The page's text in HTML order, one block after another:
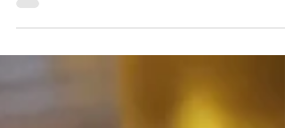
VALLE DEL DUERO
Hay un club y un hotel en la zona de la Ribera